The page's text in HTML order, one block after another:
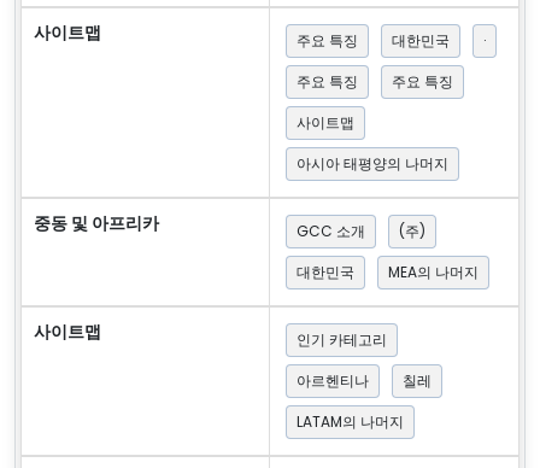
사이트맵 주요 특징 대한민국
·
주요 특징
주요 특징
사이트맵
아시아 태평양의 나머지
중동 및 아프리카 GCC 소개
(주)
대한민국
MEA의 나머지
사이트맵
인기 카테고리
아르헨티나
칠레
LATAM의 나머지